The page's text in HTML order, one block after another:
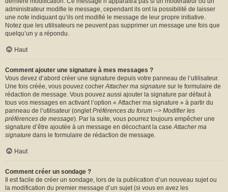
administrateur modifie le message, cependant ils ont la possibilité de laisser
une note indiquant qu’ils ont modifié le message de leur propre initiative.
Notez que les utilisateurs ne peuvent pas supprimer un message une fois que
quelqu’un y a répondu.
Haut
Comment ajouter une signature à mes messages ?
Vous devez d’abord créer une signature depuis votre panneau de l’utilisateur.
Une fois créée, vous pouvez cocherAttacher ma signature sur le formulaire de
rédaction de message. Vous pouvez aussi ajouter la signature par défaut à
tous vos messages en activant l’option « Attacher ma signature » à partir du
panneau de l’utilisateur (ongletPréférences du forum --> Modifier les
préférences de message). Par la suite, vous pourrez toujours empêcher une
signature d’être ajoutée à un message en décochant la caseAttacher ma
signature dans le formulaire de rédaction de message.
Haut
Comment créer un sondage ?
Il est facile de créer un sondage, lors de la publication d’un nouveau sujet ou
la modification du premier message d’un sujet (si vous en avez les